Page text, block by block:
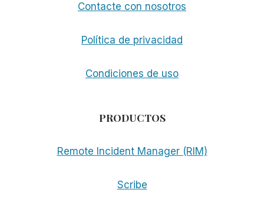
Contacte con nosotros
Política de privacidad
Condiciones de uso
PRODUCTOS
Remote Incident Manager (RIM)
Scribe